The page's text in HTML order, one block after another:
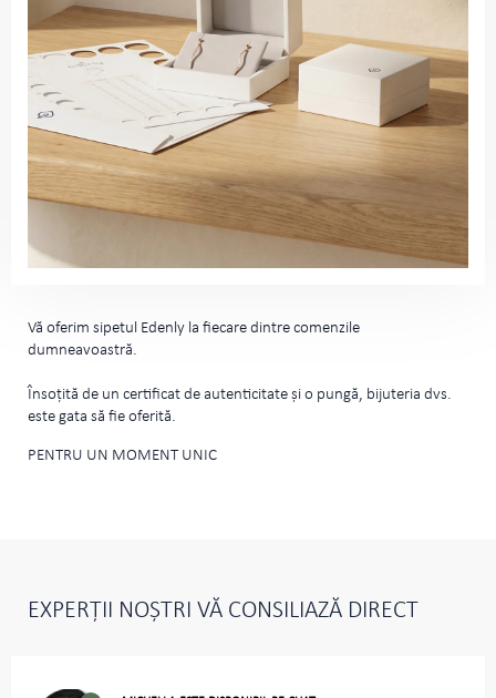
Vă oferim sipetul Edenly la fiecare dintre comenzile
dumneavoastră.
Însoțită de un certificat de autenticitate și o pungă, bijuteria dvs.
este gata să fie oferită.
PENTRU UN MOMENT UNIC
EXPERȚII NOȘTRI VĂ CONSILIAZĂ DIRECT